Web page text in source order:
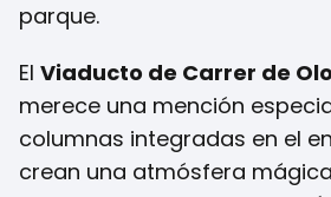
parque.
El Viaducto de Carrer de
merece una mención
columnas integradas en el
crean una atmósfera